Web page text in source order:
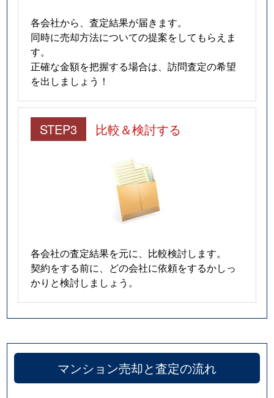
各会社から、査定結果が届きます。
同時に売却方法についての提案をしてもらえま
す。
正確な金額を把握する場合は、訪問査定の希望
を出しましょう！
STEP3 比較＆検討する
各会社の査定結果を元に、比較検討します。
契約をする前に、どの会社に依頼をするかしっ
かりと検討しましょう。
マンション売却と査定の流れ